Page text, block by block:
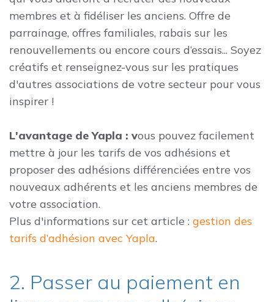
membres et à fidéliser les anciens. Offre de
parrainage, offres familiales, rabais sur les
renouvellements ou encore cours d’essais... Soyez
créatifs et renseignez-vous sur les pratiques
d'autres associations de votre secteur pour vous
inspirer !
L'avantage de Yapla : vous pouvez facilement
mettre à jour les tarifs de vos adhésions et
proposer des adhésions différenciées entre vos
nouveaux adhérents et les anciens membres de
votre association.
Plus d'informations sur cet article : gestion des
tarifs d’adhésion avec Yapla.
2. Passer au paiement en